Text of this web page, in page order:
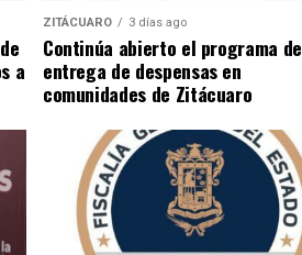
a
ZITÁCUARO 3 días ago
Continúa abierto el programa de
entrega de despensas en
comunidades de Zitácuaro